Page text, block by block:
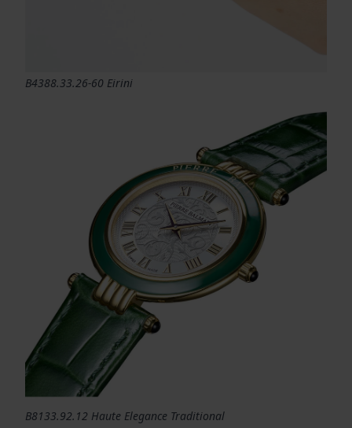
B4388.33.26-60 Eirini
B8133.92.12 Haute Elegance Traditional